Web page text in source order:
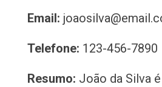
Email:
Telefone: 123-456-7890
Resumo: João da Silva